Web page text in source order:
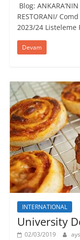
Blog:
RESTORANI/
2023/24 Listeleme
Devam
INTERNATIONAL
University
02/03/2019